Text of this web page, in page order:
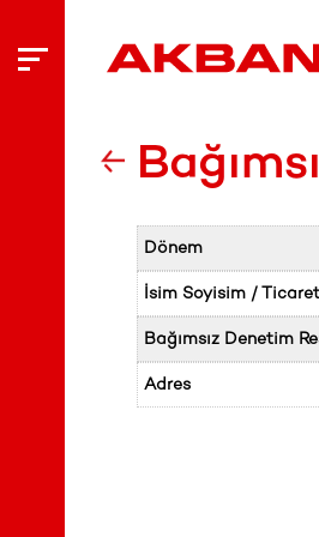
Dönem
İsim Soyisim / Ticaret
Bağımsız Denetim
Adres